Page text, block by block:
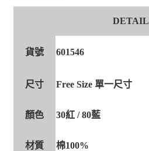
DETAIL
貨號 601546
尺寸 Free Size 單一尺寸
顏色 30紅 / 80藍
材質 棉100%